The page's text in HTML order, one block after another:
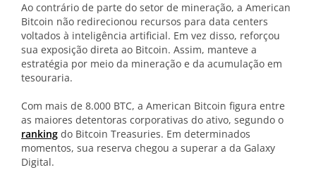
Ao contrário de parte do setor de mineração, a American
Bitcoin não redirecionou recursos para data centers
voltados à inteligência artificial. Em vez disso, reforçou
sua exposição direta ao Bitcoin. Assim, manteve a
estratégia por meio da mineração e da acumulação em
tesouraria.
Com mais de 8.000 BTC, a American Bitcoin figura entre
as maiores detentoras corporativas do ativo, segundo o
ranking do Bitcoin Treasuries. Em determinados
momentos, sua reserva chegou a superar a da Galaxy
Digital.